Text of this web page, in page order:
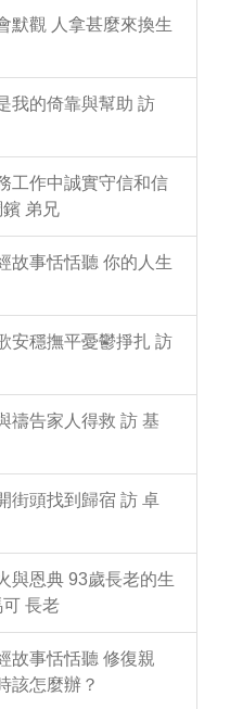
默觀 人拿甚麼來換生
我的倚靠與幫助 訪
工作中誠實守信和信
弟兄
故事恬恬聽 你的人生
安穩撫平憂鬱掙扎 訪
禱告家人得救 訪 基
街頭找到歸宿 訪 卓
與恩典 93歲長老的生
長老
故事恬恬聽 修復親
該怎麼辦？